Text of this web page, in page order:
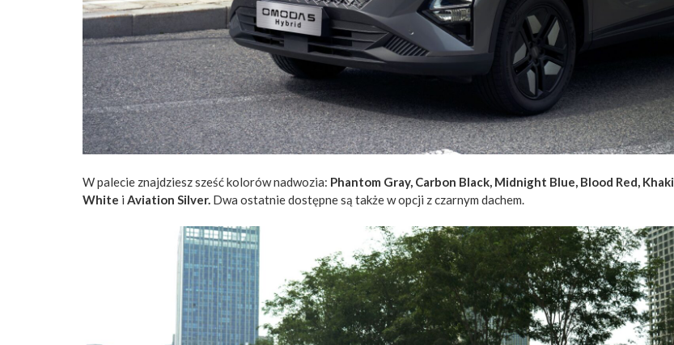
W palecie znajdziesz sześć kolorów nadwozia: Phantom Gray, Carbon Black, Midnight Blue, Blood Red, Khaki
White i Aviation Silver. Dwa ostatnie dostępne są także w opcji z czarnym dachem.